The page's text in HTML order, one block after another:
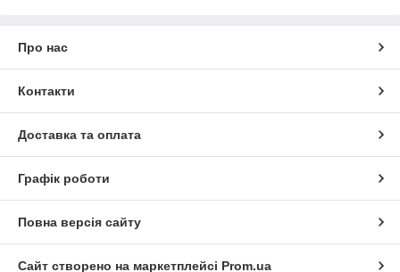
Про нас
Контакти
Доставка та оплата
Графік роботи
Повна версія сайту
Сайт створено на маркетплейсі Prom.ua